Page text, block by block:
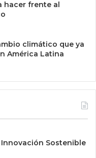
hacer frente al
climático que ya
América Latina
Sostenible